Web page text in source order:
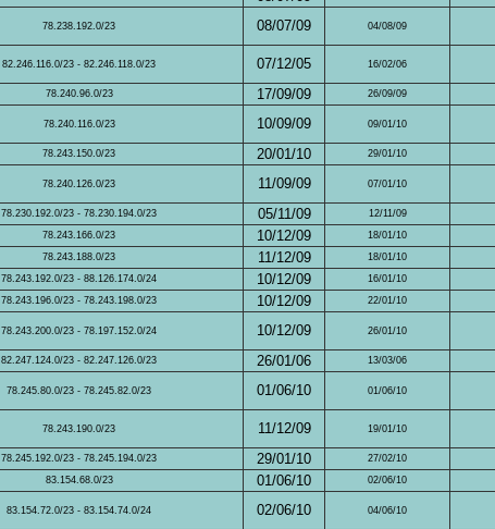
78.238.192.0/23 08/07/09 04/08/09
82.246.116.0/23 - 82.246.118.0/23 07/12/05 16/02/06
78.240.96.0/23 17/09/09 26/09/09
78.240.116.0/23 10/09/09 09/01/10
78.243.150.0/23 20/01/10 29/01/10
78.240.126.0/23 11/09/09 07/01/10
78.230.192.0/23 - 78.230.194.0/23 05/11/09 12/11/09
78.243.166.0/23 10/12/09 18/01/10
78.243.188.0/23 11/12/09 18/01/10
78.243.192.0/23 - 88.126.174.0/24 10/12/09 16/01/10
78.243.196.0/23 - 78.243.198.0/23 10/12/09 22/01/10
78.243.200.0/23 - 78.197.152.0/24 10/12/09 26/01/10
82.247.124.0/23 - 82.247.126.0/23 26/01/06 13/03/06
78.245.80.0/23 - 78.245.82.0/23 01/06/10 01/06/10
78.243.190.0/23 11/12/09 19/01/10
78.245.192.0/23 - 78.245.194.0/23 29/01/10 27/02/10
83.154.68.0/23 01/06/10 02/06/10
83.154.72.0/23 - 83.154.74.0/24 02/06/10 04/06/10